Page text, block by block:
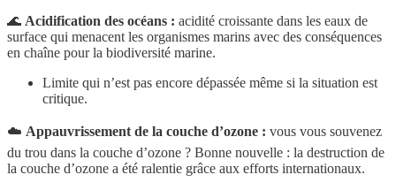
🌊 Acidification des océans : acidité croissante dans les eaux de
surface qui menacent les organismes marins avec des conséquences
en chaîne pour la biodiversité marine.
Limite qui n’est pas encore dépassée même si la situation est
critique.
☁️ Appauvrissement de la couche d’ozone : vous vous souvenez
du trou dans la couche d’ozone ? Bonne nouvelle : la destruction de
la couche d’ozone a été ralentie grâce aux efforts internationaux.